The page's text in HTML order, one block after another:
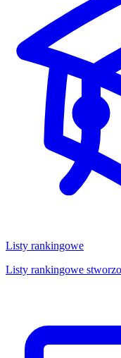
Listy rankingowe
Listy rankingowe